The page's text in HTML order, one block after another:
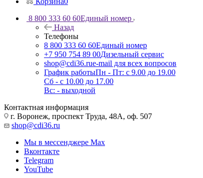
8 800 333 60 60Единый номер
Назад
Телефоны
8 800 333 60 60Единый номер
+7 950 754 89 00Дизельный сервис
shop@cdi36.rue-mail для всех вопросов
График работыПн - Пт: с 9.00 до 19.00
Сб - с 10.00 до 17.00
Вс: - выходной
Контактная информация
г. Воронеж, проспект Труда, 48А, оф. 507
shop@cdi36.ru
Мы в мессенджере Max
Вконтакте
Telegram
YouTube